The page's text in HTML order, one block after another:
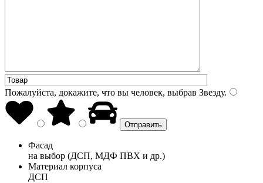
Пожалуйста, докажите, что вы человек, выбрав Звезду.
Фасад
на выбор (ДСП, МДФ ПВХ и др.)
Материал корпуса
ДСП